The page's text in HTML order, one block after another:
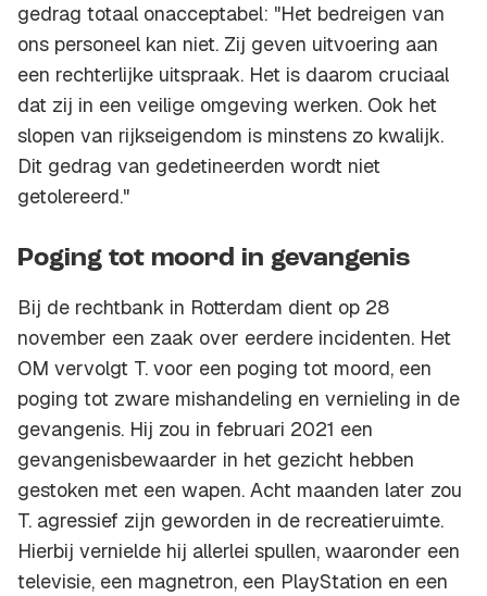
gedrag totaal onacceptabel: "Het bedreigen van
ons personeel kan niet. Zij geven uitvoering aan
een rechterlijke uitspraak. Het is daarom cruciaal
dat zij in een veilige omgeving werken. Ook het
slopen van rijkseigendom is minstens zo kwalijk.
Dit gedrag van gedetineerden wordt niet
getolereerd."
Poging tot moord in gevangenis
Bij de rechtbank in Rotterdam dient op 28
november een zaak over eerdere incidenten. Het
OM vervolgt T. voor een poging tot moord, een
poging tot zware mishandeling en vernieling in de
gevangenis. Hij zou in februari 2021 een
gevangenisbewaarder in het gezicht hebben
gestoken met een wapen. Acht maanden later zou
T. agressief zijn geworden in de recreatieruimte.
Hierbij vernielde hij allerlei spullen, waaronder een
televisie, een magnetron, een PlayStation en een